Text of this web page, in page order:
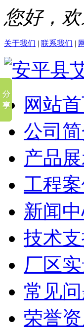
您好，
关于我们 | 联系我们 |
网站
公司
产品
工程案
新闻
技术
厂区
常见
荣誉